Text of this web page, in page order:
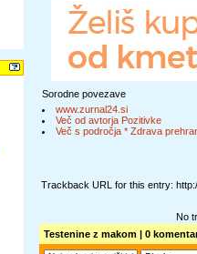
Sorodne povezave
www.zurnal24.si
Več od avtorja Pozitivke
Več s področja * Zdrava
Trackback URL for this entry:
No
Testenine z makom | 0